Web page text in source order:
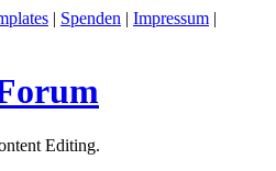
| Spenden | Impressum |
Editing.